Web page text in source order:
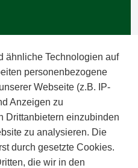
ähnliche Technologien auf
personenbezogene
Webseite (z.B. IP-
Anzeigen zu
Drittanbietern einzubinden
zu analysieren. Die
durch gesetzte Cookies.
die wir in den